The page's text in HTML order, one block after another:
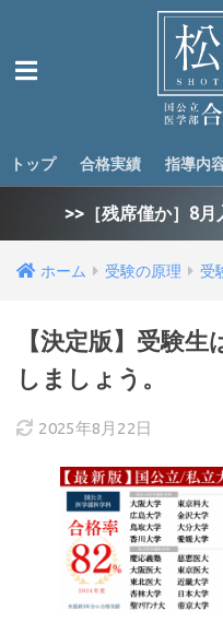
トップ 合格実績 指導内
>>［残席僅か］8月
ホーム 受験の原理 受
【決定版】受験
しましょう。
2025年8月22日